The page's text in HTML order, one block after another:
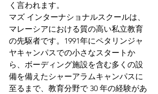
く言われます。
マズ インターナショナルスクールは、
マレーシアにおける質の高い私立教育
の先駆者です。1991年にペタリンジャ
ヤキャンパスでの小さなスタートか
ら、ボーディング施設を含む多くの設
備を備えたシャーアラムキャンパスに
至るまで、教育分野で 30 年の経験があ